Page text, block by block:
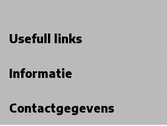
Usefull links
Informatie
Contactgegevens